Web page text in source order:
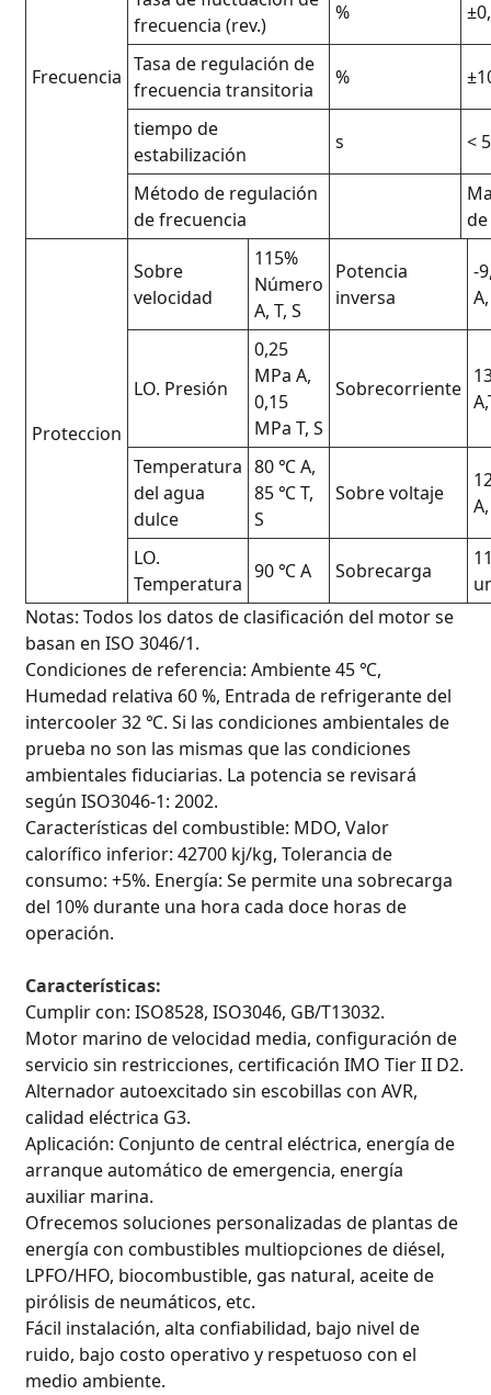
Frecuencia
frecuencia (rev.)
%
Tasa de regulación de
frecuencia transitoria
%
tiempo de
estabilización
s < 5
Método de regulación
de frecuencia
Proteccion
Sobre
velocidad
115%
Número
A, T, S
Potencia
inversa
-
LO. Presión
0,25
MPa A,
0,15
MPa T, S
Sobrecorriente
Temperatura
del agua
dulce
80 ℃ A,
85 ℃ T,
S
Sobre voltaje
LO.
Temperatura
90 ℃ A Sobrecarga
Notas: Todos los datos de clasificación del motor se
basan en ISO 3046/1.
Condiciones de referencia: Ambiente 45 ℃,
Humedad relativa 60 %, Entrada de refrigerante del
intercooler 32 ℃. Si las condiciones ambientales de
prueba no son las mismas que las condiciones
ambientales fiduciarias. La potencia se revisará
según ISO3046-1: 2002.
Características del combustible: MDO, Valor
calorífico inferior: 42700 kj/kg, Tolerancia de
consumo: +5%. Energía: Se permite una sobrecarga
del 10% durante una hora cada doce horas de
operación.
Características:
Cumplir con: ISO8528, ISO3046, GB/T13032.
Motor marino de velocidad media, configuración de
servicio sin restricciones, certificación IMO Tier II D2.
Alternador autoexcitado sin escobillas con AVR,
calidad eléctrica G3.
Aplicación: Conjunto de central eléctrica, energía de
arranque automático de emergencia, energía
auxiliar marina.
Ofrecemos soluciones personalizadas de plantas de
energía con combustibles multiopciones de diésel,
LPFO/HFO, biocombustible, gas natural, aceite de
pirólisis de neumáticos, etc.
Fácil instalación, alta confiabilidad, bajo nivel de
ruido, bajo costo operativo y respetuoso con el
medio ambiente.